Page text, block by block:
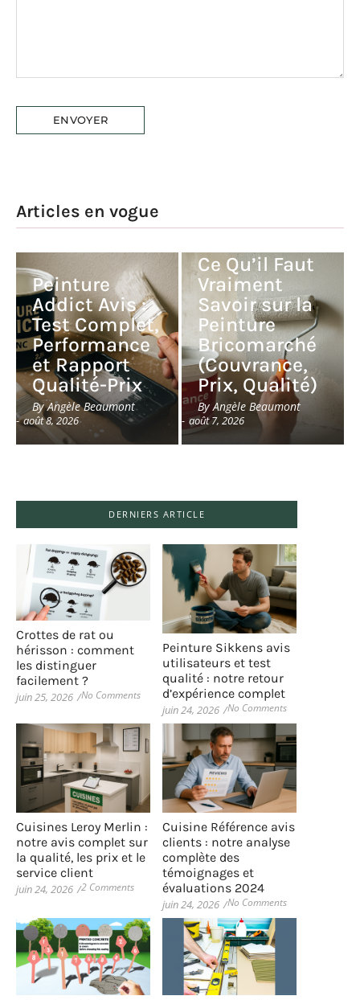
Articles en vogue
Peinture
Addict Avis :
Test Complet,
Performance
et Rapport
Qualité-Prix
By Angèle Beaumont
- août 8, 2026
Peinture
Ce Qu’il Faut
Vraiment
Savoir sur la
Peinture
Bricomarché
(Couvrance,
Prix, Qualité)
By Angèle Beaumont
- août 7, 2026
DERNIERS ARTICLE
Crottes de rat ou
hérisson : comment
les distinguer
facilement ?
juin 25, 2026 /No Comments
Peinture Sikkens avis
utilisateurs et test
qualité : notre retour
d’expérience complet
juin 24, 2026 /No Comments
Cuisines Leroy Merlin :
notre avis complet sur
la qualité, les prix et le
service client
juin 24, 2026 /2 Comments
Cuisine Référence avis
clients : notre analyse
complète des
témoignages et
évaluations 2024
juin 24, 2026 /No Comments